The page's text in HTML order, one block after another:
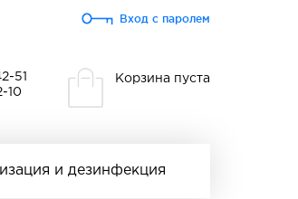
Вход с паролем
51
10
Корзина пуста
и дезинфекция